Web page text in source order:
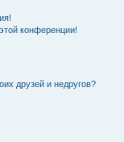
конференции!
друзей и недругов?